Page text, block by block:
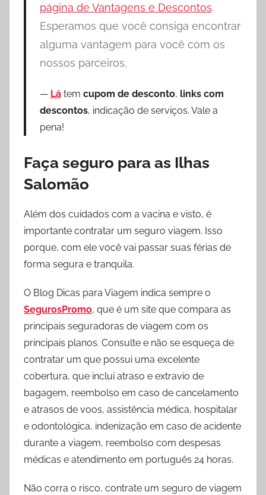
página de Vantagens e Descontos.
Esperamos que você consiga encontrar
alguma vantagem para você com os
nossos parceiros.
Látem cupom de desconto, links com
descontos, indicação de serviços. Vale a
pena!
Faça seguro para as Ilhas
Salomão
Além dos cuidados com a vacina e visto, é
importante contratar um seguro viagem. Isso
porque, com ele você vai passar suas férias de
forma segura e tranquila.
O Blog Dicas para Viagem indica sempre o
SegurosPromo, que é um site que compara as
principais seguradoras de viagem com os
principais planos. Consulte e não se esqueça de
contratar um que possui uma excelente
cobertura, que inclui atraso e extravio de
bagagem, reembolso em caso de cancelamento
e atrasos de voos, assistência médica, hospitalar
e odontológica, indenização em caso de acidente
durante a viagem, reembolso com despesas
médicas e atendimento em português 24 horas.
Não corra o risco, contrate um seguro de viagem